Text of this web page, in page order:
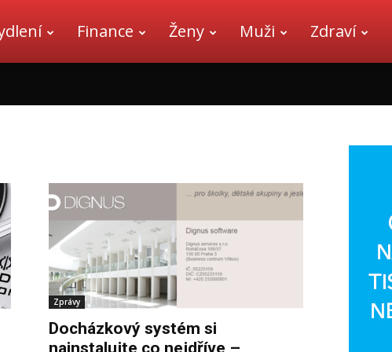
Finance Ženy Muži Zdraví
Zprávy
Docházkový systém si
nainstalujte co nejdříve –